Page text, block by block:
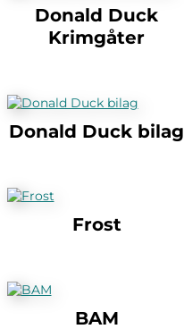
Donald Duck
Krimgåter
Donald Duck bilag
Frost
BAM